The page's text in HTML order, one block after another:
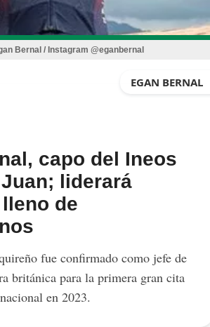
Bernal / Instagram @eganbernal
EGAN BERNAL
capo del Ineos
liderará
de
fue confirmado como jefe de
británica para la primera gran cita
en 2023.